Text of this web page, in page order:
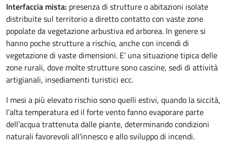
Interfaccia mista: presenza di strutture o abitazioni isolate
distribuite sul territorio a diretto contatto con vaste zone
popolate da vegetazione arbustiva ed arborea. In genere si
hanno poche strutture a rischio, anche con incendi di
vegetazione di vaste dimensioni. E’ una situazione tipica delle
zone rurali, dove molte strutture sono cascine, sedi di attività
artigianali, insediamenti turistici ecc.
I mesi a più elevato rischio sono quelli estivi, quando la siccità,
l’alta temperatura ed il forte vento fanno evaporare parte
dell’acqua trattenuta dalle piante, determinando condizioni
naturali favorevoli all'innesco e allo sviluppo di incendi.